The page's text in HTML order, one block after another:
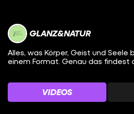
GLANZ&NATUR
Alles, was Körper, Geist und
einem Format. Genau das findest
VIDEOS